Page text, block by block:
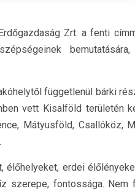
Zrt. a fenti
függetlenül bárki
vett Kisalföld területén
Mátyusföld, Csallóköz,
élőhelyeket, erdei
szerepe, fontossága.